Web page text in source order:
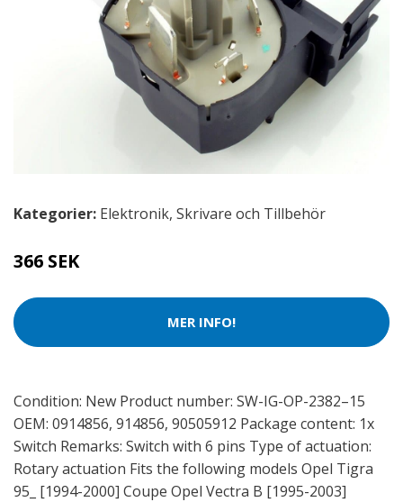
Kategorier: Elektronik, Skrivare och Tillbehör
366 SEK
MER INFO!
Condition: New Product number: SW-IG-OP-2382–15
OEM: 0914856, 914856, 90505912 Package content: 1x
Switch Remarks: Switch with 6 pins Type of actuation:
Rotary actuation Fits the following models Opel Tigra
95_ [1994-2000] Coupe Opel Vectra B [1995-2003]